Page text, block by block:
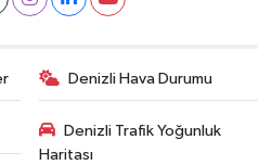
Denizli Hava Durumu
Denizli Trafik Yoğunluk
Haritası